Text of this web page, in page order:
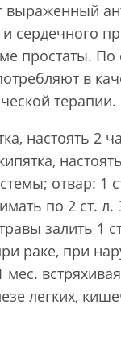
выраженный
сердечного
простаты.
в
терапии.
настоять 2
отвар: 1
по 2 ст. л.
залить 1
раке, при
мес.
легких,